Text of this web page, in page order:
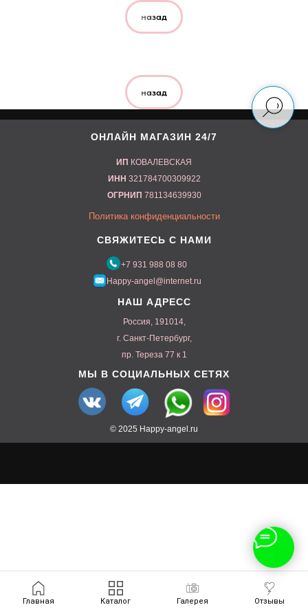
назад
назад
ОНЛАЙН МАГАЗИН 24/7
ИП КОВАЛЕВСКАЯ
ИНН 321784700309922
ОГРНИП 781134639930
© 2025 Happy-angel.ru
Политика конфиденциальности
+7 931 988 08 80
Happy-angel@internet.ru
СВЯЖИТЕСЬ С НАМИ
НАШ АДРЕСС
МЫ В СОЦИАЛЬНЫХ СЕТЯХ
Россия, 191014,
г. Санкт-Петербург,
пр. Тереза 77 к 1
Главная Каталог Галерея Отзывы